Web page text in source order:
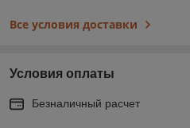
Все условия доставки
Условия оплаты
Безналичный расчет